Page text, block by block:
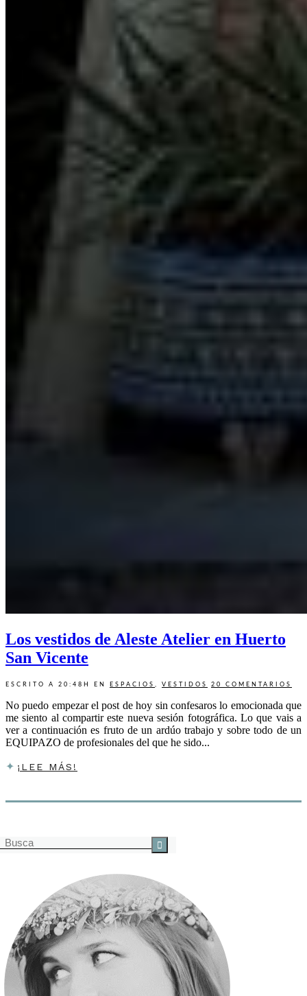
Los vestidos de Aleste Atelier en Huerto
San Vicente
ESCRITO A 20:48H EN ESPACIOS , VESTIDOS 20 COMENTARIOS
No puedo empezar el post de hoy sin confesaros lo emocionada que
me siento al compartir este nueva sesión fotográfica. Lo que vais a
ver a continuación es fruto de un ardúo trabajo y sobre todo de un
EQUIPAZO de profesionales del que he sido...
¡LEE MÁS!
Buscar
por: